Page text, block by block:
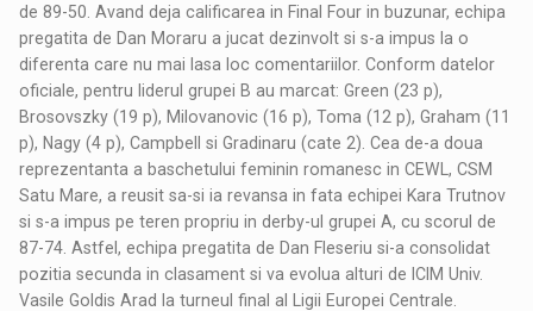
de 89-50. Avand deja calificarea in Final Four in buzunar, echipa
pregatita de Dan Moraru a jucat dezinvolt si s-a impus la o
diferenta care nu mai lasa loc comentariilor. Conform datelor
oficiale, pentru liderul grupei B au marcat: Green (23 p),
Brosovszky (19 p), Milovanovic (16 p), Toma (12 p), Graham (11
p), Nagy (4 p), Campbell si Gradinaru (cate 2). Cea de-a doua
reprezentanta a baschetului feminin romanesc in CEWL, CSM
Satu Mare, a reusit sa-si ia revansa in fata echipei Kara Trutnov
si s-a impus pe teren propriu in derby-ul grupei A, cu scorul de
87-74. Astfel, echipa pregatita de Dan Fleseriu si-a consolidat
pozitia secunda in clasament si va evolua alturi de ICIM Univ.
Vasile Goldis Arad la turneul final al Ligii Europei Centrale.